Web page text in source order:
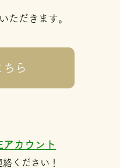
ただきます。
ちら
アカウント
ください！